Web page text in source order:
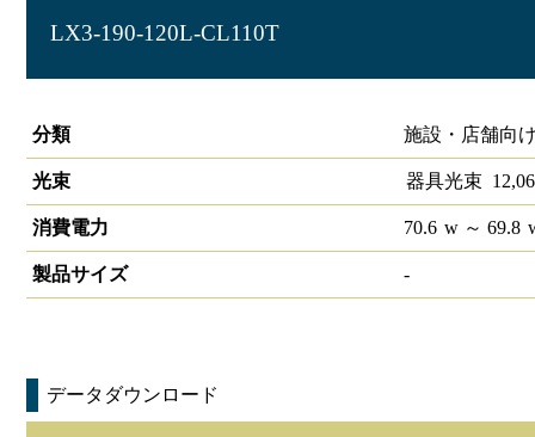
LX3-190-120L-CL110T
分類
施設・店舗向
光束 器具光束
消費電力 70.6 w～ 69.8
製品サイズ -
データダウンロード